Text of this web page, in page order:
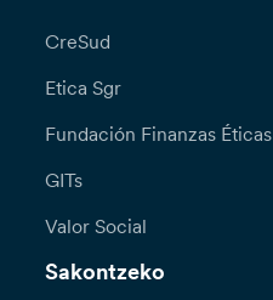
CreSud
Etica Sgr
Fundación Finanzas Éticas
GITs
Valor Social
Sakontzeko